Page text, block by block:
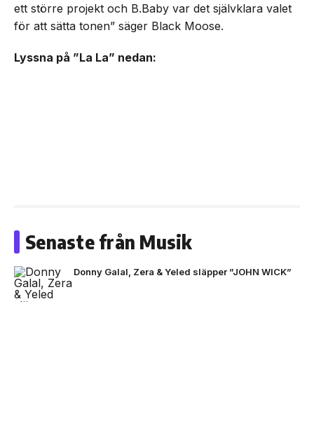
ett större projekt och B.Baby var det självklara valet
för att sätta tonen” säger Black Moose.
Lyssna på ”La La” nedan:
Senaste från Musik
Donny Galal, Zera & Yeled släpper ”JOHN WICK”